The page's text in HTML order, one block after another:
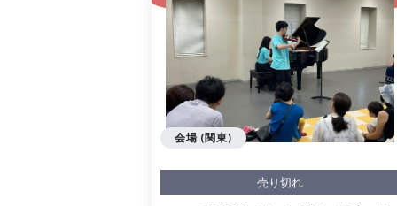
売り切れ
会場 (関東)